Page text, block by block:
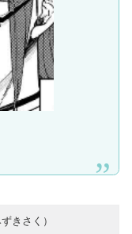
きさく）